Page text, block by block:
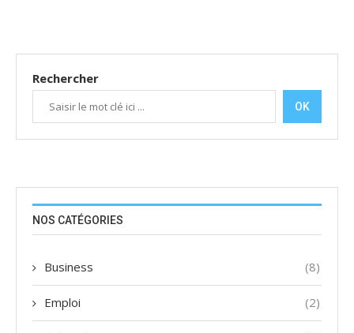
Rechercher
OK
NOS CATÉGORIES
Business (8)
Emploi (2)